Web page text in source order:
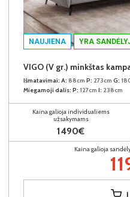
NAUJIENA YRA
VIGO (V gr.) minkštas
Išmatavimai: A: 88cm P: 273cm G:
Miegamoji dalis: P: 127cm I: 238cm
Kaina galioja individualiems
užsakymams
1490€
Kaina galioja